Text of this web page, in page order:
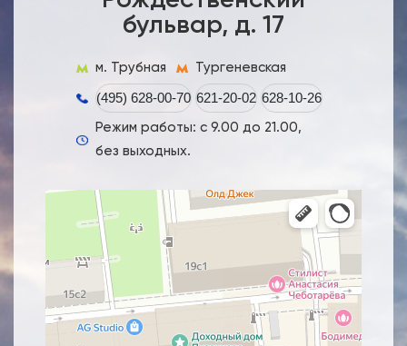
бульвар, д. 17
м. Трубная Тургеневская
(495) 628-00-70 621-20-02 628-10-26
Режим работы: с 9.00 до 21.00,
без выходных.